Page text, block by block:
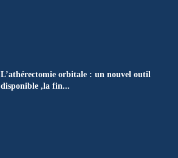
L’athérectomie orbitale : un nouvel outil
disponible ,la fin...